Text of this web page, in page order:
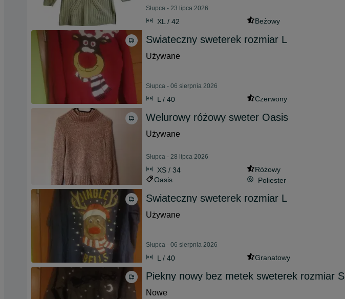
Słupca - 23 lipca 2026
XL / 42 Beżowy
Swiateczny sweterek rozmiar L
Używane
Słupca - 06 sierpnia 2026
L / 40 Czerwony
Welurowy różowy sweter Oasis
Używane
Słupca - 28 lipca 2026
XS / 34
Różowy
Oasis
Poliester
Swiateczny sweterek rozmiar L
Używane
Słupca - 06 sierpnia 2026
L / 40 Granatowy
Piekny nowy bez metek sweterek rozmiar S
Nowe